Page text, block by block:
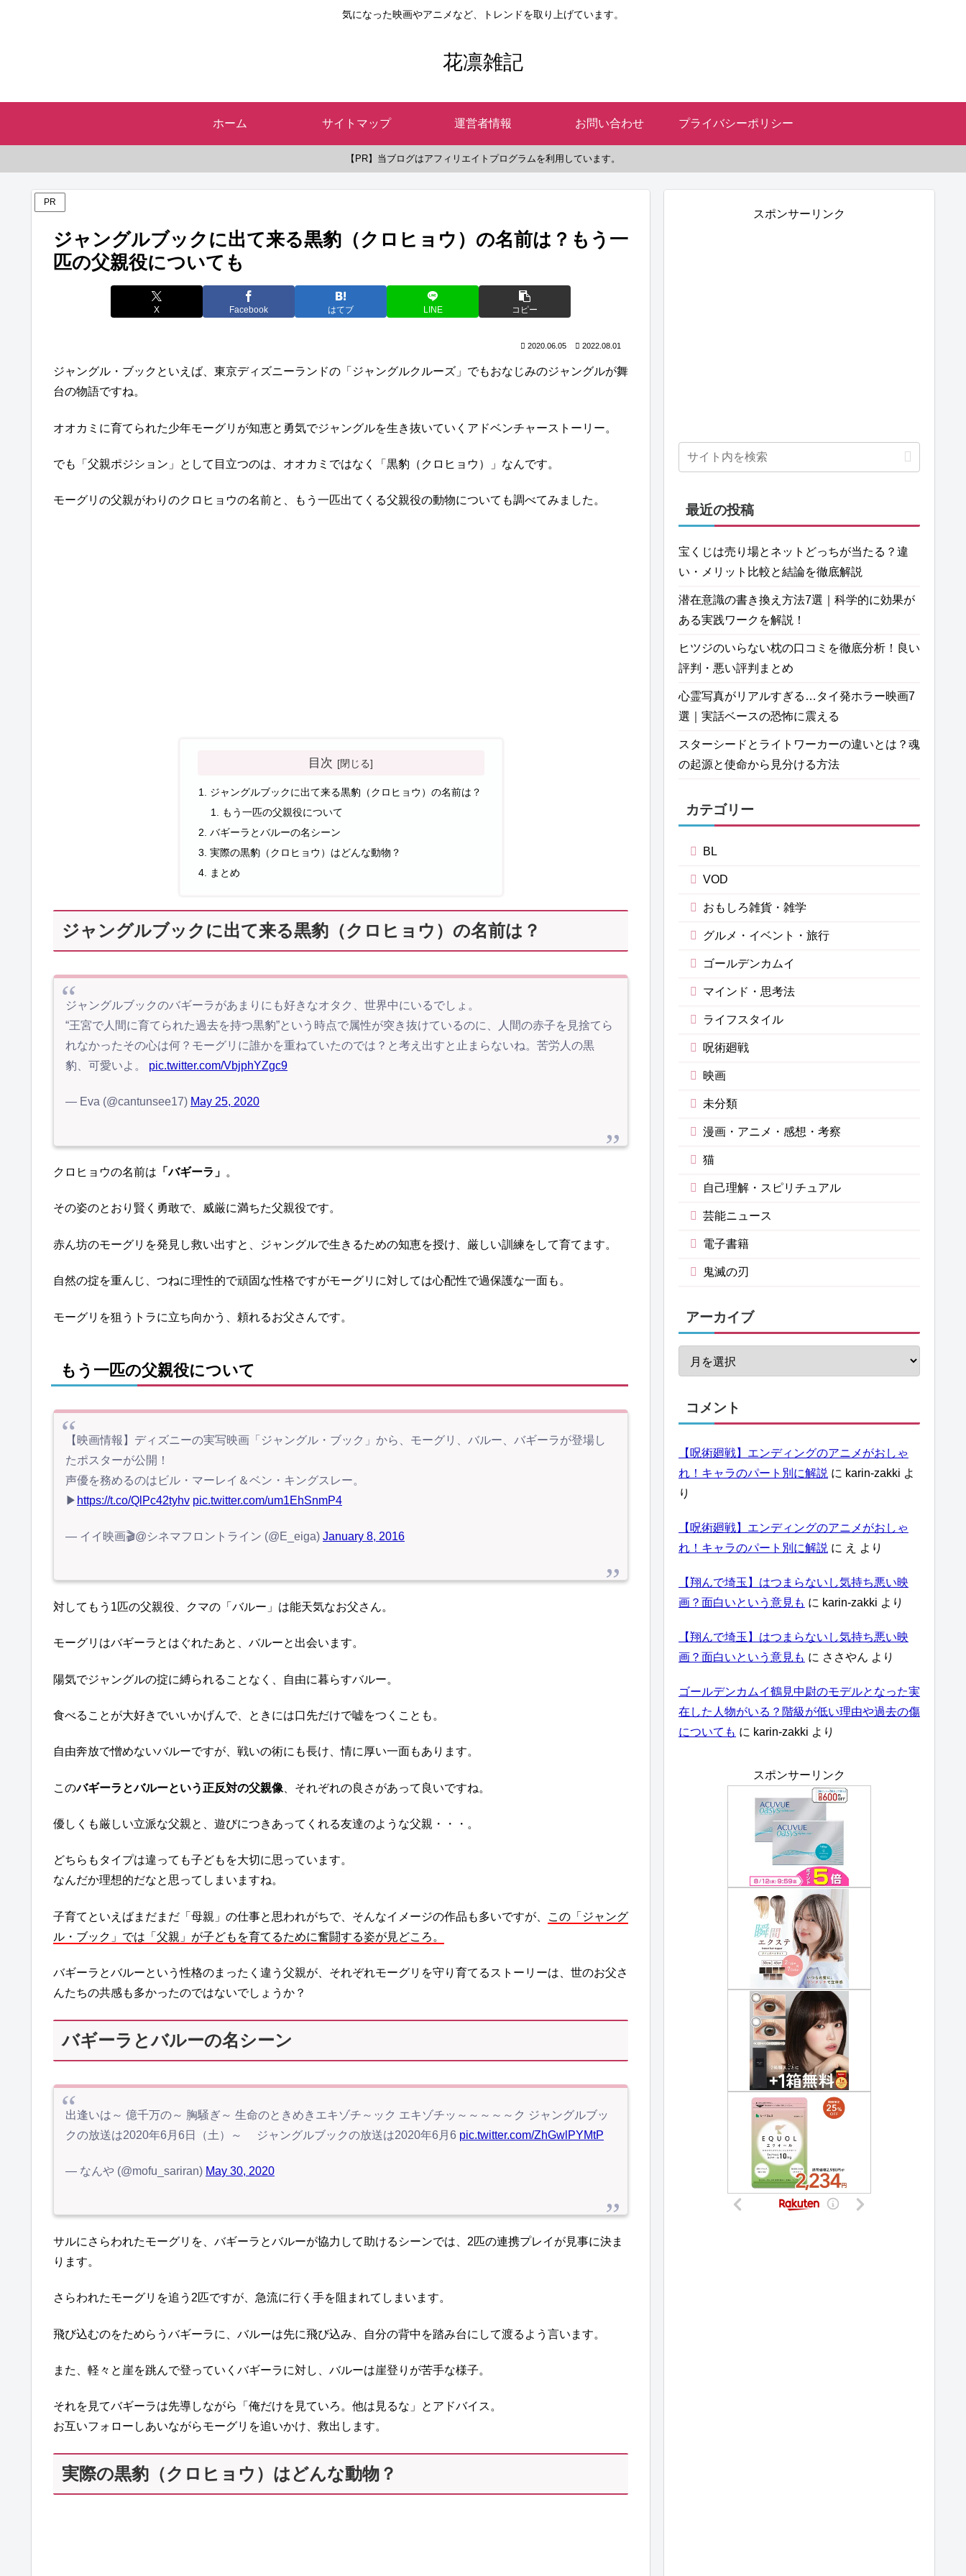
気になった映画やアニメなど、トレンドを取り上げています。
花凛雑記
ホーム サイトマップ 運営者情報 お問い合わせ プライバシーポリシー
【PR】当ブログはアフィリエイトプログラムを利用しています。
PR
ジャングルブックに出て来る黒豹（クロヒョウ）の名前は？もう一
匹の父親役についても
X Facebook はてブ LINE コピー
2020.06.05 2022.08.01
ジャングル・ブックといえば、東京ディズニーランドの「ジャングルクルーズ」でもおなじみのジャングルが舞
台の物語ですね。
オオカミに育てられた少年モーグリが知恵と勇気でジャングルを生き抜いていくアドベンチャーストーリー。
でも「父親ポジション」として目立つのは、オオカミではなく「黒豹（クロヒョウ）」なんです。
モーグリの父親がわりのクロヒョウの名前と、もう一匹出てくる父親役の動物についても調べてみました。
目次
ジャングルブックに出て来る黒豹（クロヒョウ）の名前は？
もう一匹の父親役について
バギーラとバルーの名シーン
実際の黒豹（クロヒョウ）はどんな動物？
まとめ
ジャングルブックに出て来る黒豹（クロヒョウ）の名前は？
ジャングルブックのバギーラがあまりにも好きなオタク、世界中にいるでしょ。
“王宮で人間に育てられた過去を持つ黒豹”という時点で属性が突き抜けているのに、人間の赤子を見捨てら
れなかったその心は何？モーグリに誰かを重ねていたのでは？と考え出すと止まらないね。苦労人の黒
豹、可愛いよ。 pic.twitter.com/VbjphYZgc9
— Eva (@cantunsee17) May 25, 2020
クロヒョウの名前は 「バギーラ」 。
その姿のとおり賢く勇敢で、威厳に満ちた父親役です。
赤ん坊のモーグリを発見し救い出すと、ジャングルで生きるための知恵を授け、厳しい訓練をして育てます。
自然の掟を重んじ、つねに理性的で頑固な性格ですがモーグリに対しては心配性で過保護な一面も。
モーグリを狙うトラに立ち向かう、頼れるお父さんです。
もう一匹の父親役について
【映画情報】ディズニーの実写映画「ジャングル・ブック」から、モーグリ、バルー、バギーラが登場し
たポスターが公開！
声優を務めるのはビル・マーレイ＆ベン・キングスレー。
▶ https://t.co/QlPc42tyhv pic.twitter.com/um1EhSnmP4
— イイ映画🎬@シネマフロントライン (@E_eiga) January 8, 2016
対してもう1匹の父親役、クマの「バルー」は能天気なお父さん。
モーグリはバギーラとはぐれたあと、バルーと出会います。
陽気でジャングルの掟に縛られることなく、自由に暮らすバルー。
食べることが大好きでいいかげんで、ときには口先だけで嘘をつくことも。
自由奔放で憎めないバルーですが、戦いの術にも長け、情に厚い一面もあります。
このバギーラとバルーという正反対の父親像 、それぞれの良さがあって良いですね。
優しくも厳しい立派な父親と、遊びにつきあってくれる友達のような父親・・・。
どちらもタイプは違っても子どもを大切に思っています。
なんだか理想的だなと思ってしまいますね。
子育てといえばまだまだ「母親」の仕事と思われがちで、そんなイメージの作品も多いですが、
この「ジャング
ル・ブック」では「父親」が子どもを育てるために奮闘する姿が見どころ。
バギーラとバルーという性格のまったく違う父親が、それぞれモーグリを守り育てるストーリーは、世のお父さ
んたちの共感も多かったのではないでしょうか？
バギーラとバルーの名シーン
出逢いは～ 億千万の～ 胸騒ぎ～ 生命のときめきエキゾチ～ック エキゾチッ～～～～～ク ジャングルブッ
クの放送は2020年6月6日（土）～ ジャングルブックの放送は2020年6月6 pic.twitter.com/ZhGwlPYMtP
— なんや (@mofu_sariran) May 30, 2020
サルにさらわれたモーグリを、バギーラとバルーが協力して助けるシーンでは、2匹の連携プレイが見事に決ま
ります。
さらわれたモーグリを追う2匹ですが、急流に行く手を阻まれてしまいます。
飛び込むのをためらうバギーラに、バルーは先に飛び込み、自分の背中を踏み台にして渡るよう言います。
また、軽々と崖を跳んで登っていくバギーラに対し、バルーは崖登りが苦手な様子。
それを見てバギーラは先導しながら「俺だけを見ていろ。他は見るな」とアドバイス。
お互いフォローしあいながらモーグリを追いかけ、救出します。
実際の黒豹（クロヒョウ）はどんな動物？
スポンサーリンク
最近の投稿
宝くじは売り場とネットどっちが当たる？違
い・メリット比較と結論を徹底解説
潜在意識の書き換え方法7選｜科学的に効果が
ある実践ワークを解説！
ヒツジのいらない枕の口コミを徹底分析！良い
評判・悪い評判まとめ
心霊写真がリアルすぎる…タイ発ホラー映画7
選｜実話ベースの恐怖に震える
スターシードとライトワーカーの違いとは？魂
の起源と使命から見分ける方法
カテゴリー
BL
VOD
おもしろ雑貨・雑学
グルメ・イベント・旅行
ゴールデンカムイ
マインド・思考法
ライフスタイル
呪術廻戦
映画
未分類
漫画・アニメ・感想・考察
猫
自己理解・スピリチュアル
芸能ニュース
電子書籍
鬼滅の刃
アーカイブ
コメント
【呪術廻戦】エンディングのアニメがおしゃ
れ！キャラのパート別に解説 に karin-zakki よ
り
【呪術廻戦】エンディングのアニメがおしゃ
れ！キャラのパート別に解説 に え より
【翔んで埼玉】はつまらないし気持ち悪い映
画？面白いという意見も に karin-zakki より
【翔んで埼玉】はつまらないし気持ち悪い映
画？面白いという意見も に ささやん より
ゴールデンカムイ鶴見中尉のモデルとなった実
在した人物がいる？階級が低い理由や過去の傷
についても に karin-zakki より
スポンサーリンク